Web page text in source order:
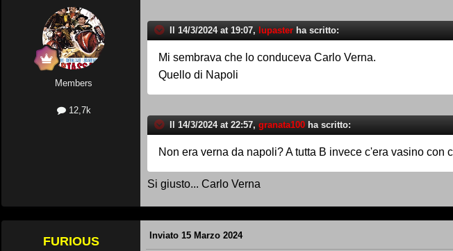
Members
12,7k
Il 14/3/2024 at 19:07, lupaster ha scritto:
Mi sembrava che lo conduceva Carlo Verna.
Quello di Napoli
Il 14/3/2024 at 22:57, granata100 ha scritto:
Non era verna da napoli? A tutta B invece c'era vasino con
Si giusto... Carlo Verna
FURIOUS Inviato 15 Marzo 2024